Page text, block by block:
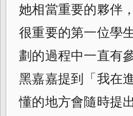
她相當重要的夥伴，
很重要的第一位學
劃的過程中一直有
黑嘉嘉提到「我在
懂的地方會隨時提